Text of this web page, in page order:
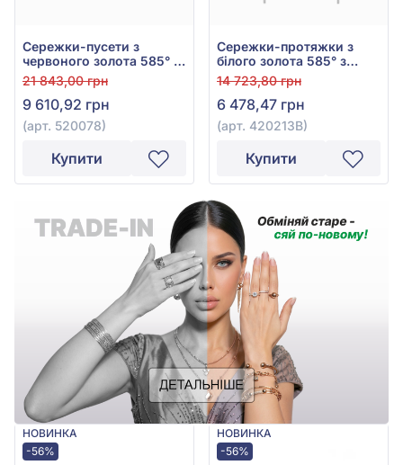
Сережки-пусети з
червоного золота 585° з
фіанітом/куб.цирконієм,
арт. 520078
21 843,00 грн
9 610,92 грн
(арт. 520078)
Купити
Сережки-протяжки з
білого золота 585° з
фіанітом/куб.цирконієм,
арт. 420213В
14 723,80 грн
6 478,47 грн
(арт. 420213В)
Купити
НОВИНКА
-56%
НОВИНКА
-56%